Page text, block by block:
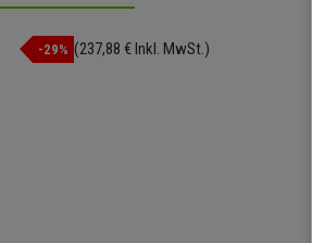
-29% (237,88 € Inkl. MwSt.)